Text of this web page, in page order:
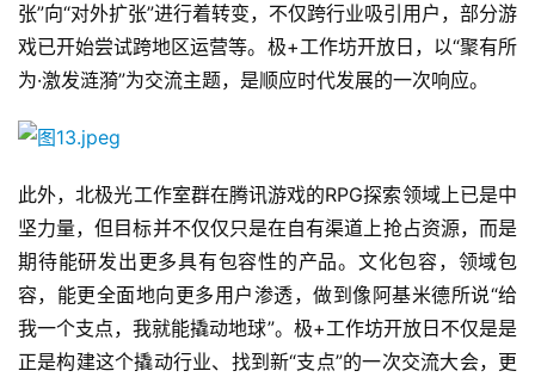
张”向“对外扩张”进行着转变，不仅跨行业吸引用户，部分游
戏已开始尝试跨地区运营等。极+工作坊开放日，以“聚有所
为·激发涟漪”为交流主题，是顺应时代发展的一次响应。
此外，北极光工作室群在腾讯游戏的RPG探索领域上已是中
坚力量，但目标并不仅仅只是在自有渠道上抢占资源，而是
期待能研发出更多具有包容性的产品。文化包容，领域包
容，能更全面地向更多用户渗透，做到像阿基米德所说“给
我一个支点，我就能撬动地球”。极+工作坊开放日不仅是是
正是构建这个撬动行业、找到新“支点”的一次交流大会，更